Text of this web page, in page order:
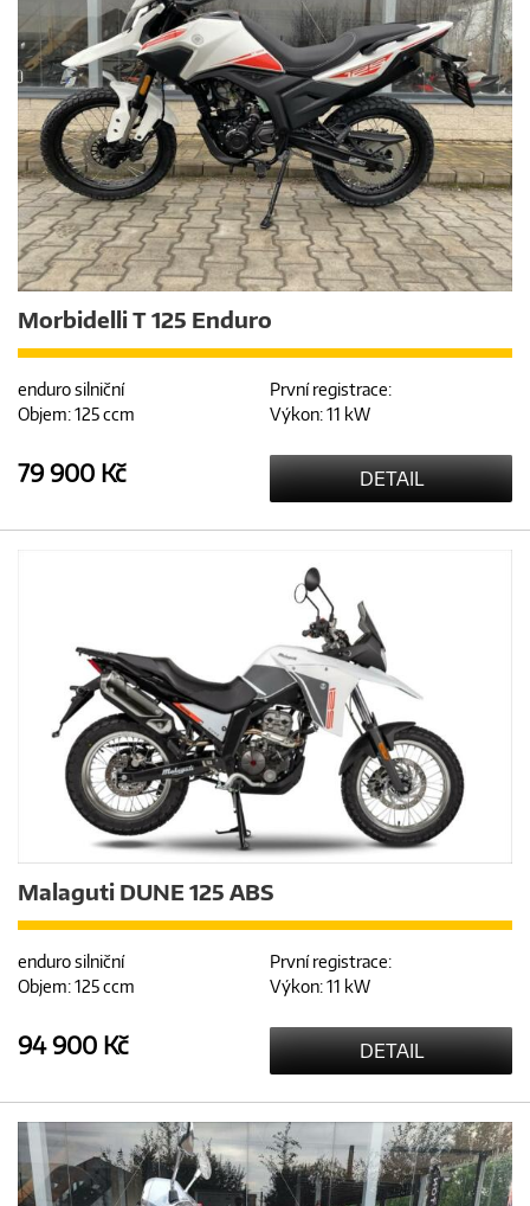
Morbidelli T 125 Enduro
enduro silniční
První registrace:
Objem: 125 ccm
Výkon: 11 kW
79 900 Kč DETAIL
Malaguti DUNE 125 ABS
enduro silniční
První registrace:
Objem: 125 ccm
Výkon: 11 kW
94 900 Kč DETAIL